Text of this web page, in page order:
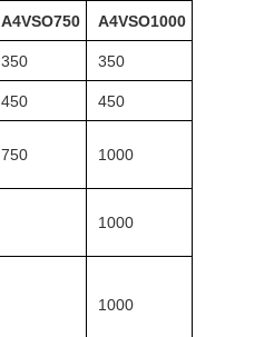
A4VSO750 A4VSO1000
350 350
450 450
750 1000
1000
1000